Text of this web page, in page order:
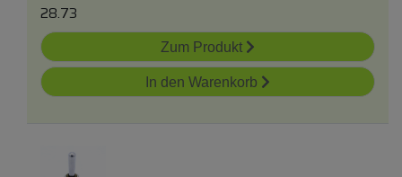
28.73
Zum Produkt
In den Warenkorb